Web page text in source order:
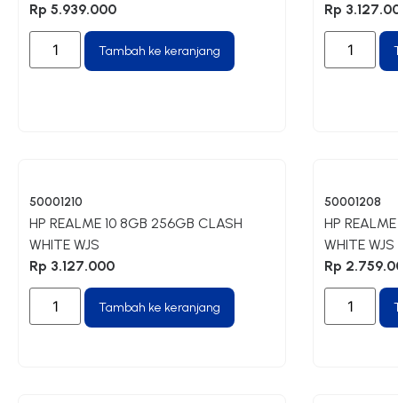
Rp 5.939.000
Tambah ke keranjang
Rp
50001210
HP REALME 10 8GB 256GB CLASH
WHITE WJS
Rp 3.127.000
Tambah ke keranjang
50001208
HP
WHITE WJS
Rp